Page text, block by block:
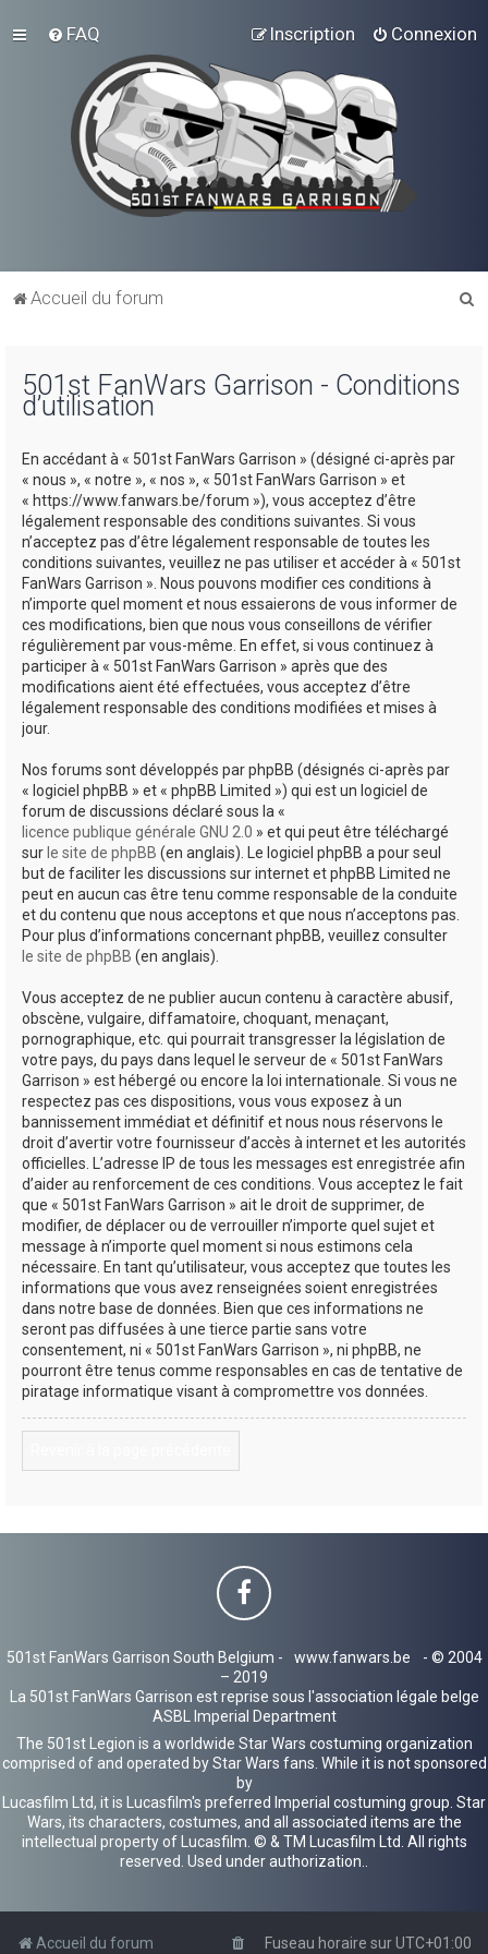
FAQ Connexion
Inscription
Accueil du forum
501st FanWars Garrison - Conditions
d’utilisation
En accédant à « 501st FanWars Garrison » (désigné ci-après par
« nous », « notre », « nos », « 501st FanWars Garrison » et
« https://www.fanwars.be/forum »), vous acceptez d’être
légalement responsable des conditions suivantes. Si vous
n’acceptez pas d’être légalement responsable de toutes les
conditions suivantes, veuillez ne pas utiliser et accéder à « 501st
FanWars Garrison ». Nous pouvons modifier ces conditions à
n’importe quel moment et nous essaierons de vous informer de
ces modifications, bien que nous vous conseillons de vérifier
régulièrement par vous-même. En effet, si vous continuez à
participer à « 501st FanWars Garrison » après que des
modifications aient été effectuées, vous acceptez d’être
légalement responsable des conditions modifiées et mises à
jour.
Nos forums sont développés par phpBB (désignés ci-après par
« logiciel phpBB » et « phpBB Limited ») qui est un logiciel de
forum de discussions déclaré sous la «
licence publique générale GNU 2.0 » et qui peut être téléchargé
sur le site de phpBB (en anglais). Le logiciel phpBB a pour seul
but de faciliter les discussions sur internet et phpBB Limited ne
peut en aucun cas être tenu comme responsable de la conduite
et du contenu que nous acceptons et que nous n’acceptons pas.
Pour plus d’informations concernant phpBB, veuillez consulter
le site de phpBB (en anglais).
Vous acceptez de ne publier aucun contenu à caractère abusif,
obscène, vulgaire, diffamatoire, choquant, menaçant,
pornographique, etc. qui pourrait transgresser la législation de
votre pays, du pays dans lequel le serveur de « 501st FanWars
Garrison » est hébergé ou encore la loi internationale. Si vous ne
respectez pas ces dispositions, vous vous exposez à un
bannissement immédiat et définitif et nous nous réservons le
droit d’avertir votre fournisseur d’accès à internet et les autorités
officielles. L’adresse IP de tous les messages est enregistrée afin
d’aider au renforcement de ces conditions. Vous acceptez le fait
que « 501st FanWars Garrison » ait le droit de supprimer, de
modifier, de déplacer ou de verrouiller n’importe quel sujet et
message à n’importe quel moment si nous estimons cela
nécessaire. En tant qu’utilisateur, vous acceptez que toutes les
informations que vous avez renseignées soient enregistrées
dans notre base de données. Bien que ces informations ne
seront pas diffusées à une tierce partie sans votre
consentement, ni « 501st FanWars Garrison », ni phpBB, ne
pourront être tenus comme responsables en cas de tentative de
piratage informatique visant à compromettre vos données.
501st FanWars Garrison South Belgium - www.fanwars.be
- © 2004
– 2019
La 501st FanWars Garrison est reprise sous l'association légale belge
ASBL Imperial Department
The 501st Legion is a worldwide Star Wars costuming organization
comprised of and operated by Star Wars fans. While it is not sponsored
by
Lucasfilm Ltd, it is Lucasfilm's preferred Imperial costuming group. Star
Wars, its characters, costumes, and all associated items are the
intellectual property of Lucasfilm. © & TM Lucasfilm Ltd. All rights
reserved. Used under authorization..
Accueil du forum Fuseau horaire surUTC+01:00